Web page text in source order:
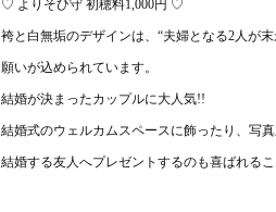
♡ よりそひ守 初穂料1,000円 ♡
袴と白無垢のデザインは、“夫婦となる2人が
願いが込められています。
結婚が決まったカップルに大人気!!
結婚式のウェルカムスペースに飾ったり、写
結婚する友人へプレゼントするのも喜ばれる